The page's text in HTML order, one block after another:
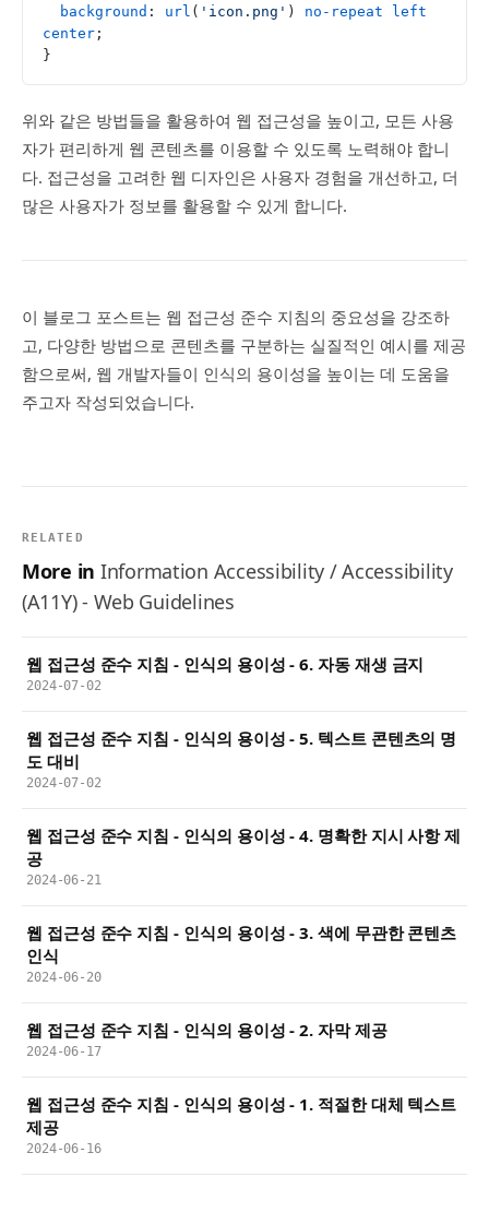
  background
: url ( 'icon.png' ) no-repeat left
center ;
}
위와 같은 방법들을 활용하여 웹 접근성을 높이고, 모든 사용
자가 편리하게 웹 콘텐츠를 이용할 수 있도록 노력해야 합니
다. 접근성을 고려한 웹 디자인은 사용자 경험을 개선하고, 더
많은 사용자가 정보를 활용할 수 있게 합니다.
이 블로그 포스트는 웹 접근성 준수 지침의 중요성을 강조하
고, 다양한 방법으로 콘텐츠를 구분하는 실질적인 예시를 제공
함으로써, 웹 개발자들이 인식의 용이성을 높이는 데 도움을
주고자 작성되었습니다.
RELATED
More in Information Accessibility / Accessibility
(A11Y) - Web Guidelines
웹 접근성 준수 지침 - 인식의 용이성 - 6. 자동 재생 금지
2024-07-02
웹 접근성 준수 지침 - 인식의 용이성 - 5. 텍스트 콘텐츠의 명
도 대비
2024-07-02
웹 접근성 준수 지침 - 인식의 용이성 - 4. 명확한 지시 사항 제
공
2024-06-21
웹 접근성 준수 지침 - 인식의 용이성 - 3. 색에 무관한 콘텐츠
인식
2024-06-20
웹 접근성 준수 지침 - 인식의 용이성 - 2. 자막 제공
2024-06-17
웹 접근성 준수 지침 - 인식의 용이성 - 1. 적절한 대체 텍스트
제공
2024-06-16